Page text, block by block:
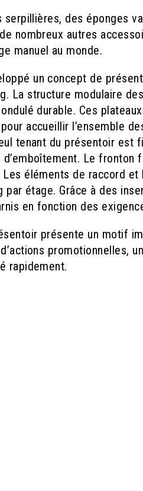
serpillières, des éponges
nombreux autres
manuel au monde.
un concept de
La structure modulaire
durable. Ces
accueillir l’ensemble
tenant du présentoir
d’emboîtement. Le
éléments de raccord
par étage. Grâce à des
en fonction des
présente un motif
promotionnelles,
rapidement.